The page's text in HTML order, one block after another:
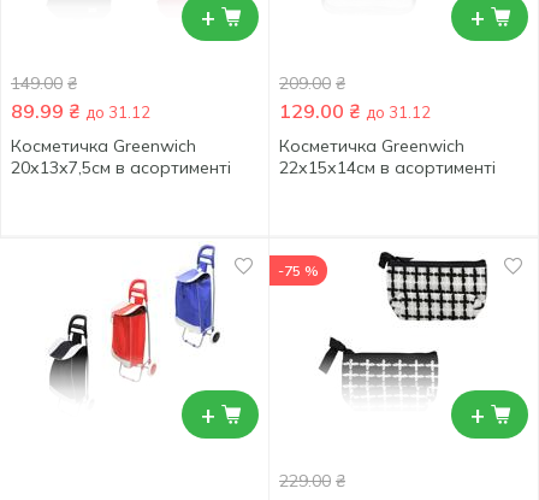
+
149.00 ₴
89.99 ₴ до 31.12
Косметичка Greenwich
20х13х7,5см в асортименті
+
209.00 ₴
129.00 ₴ до 31.12
Косметичка Greenwich
22х15х14см в асортименті
+ +
-75 %
229.00 ₴